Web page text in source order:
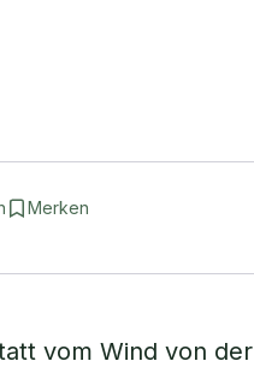
Merken
vom Wind von der